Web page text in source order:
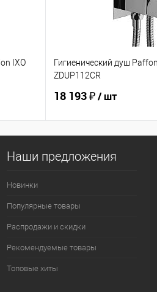
IXO
Гигиенический душ
ZDUP112CR
18 193 ₽/ шт
Наши предложения
Новинки
Популярные товары
Распродажи и скидки
Рекомендуемые товары
Топовые хиты